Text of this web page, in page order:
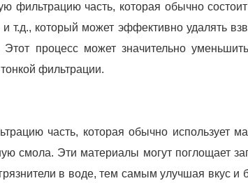
фильтрацию часть, которая обычно
т.д., который может эффективно удалять
процесс может значительно
фильтрации.
часть, которая обычно использует
смола. Эти материалы могут поглощает
в воде, тем самым улучшая вкус и